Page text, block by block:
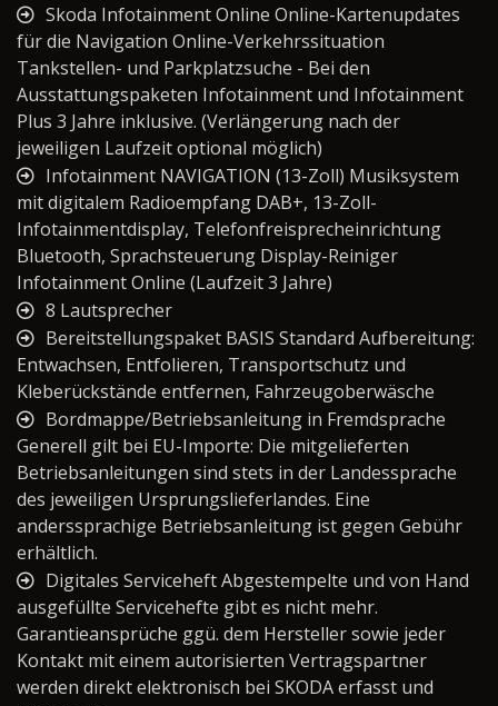
Skoda Infotainment Online Online-Kartenupdates
für die Navigation Online-Verkehrssituation
Tankstellen- und Parkplatzsuche - Bei den
Ausstattungspaketen Infotainment und Infotainment
Plus 3 Jahre inklusive. (Verlängerung nach der
jeweiligen Laufzeit optional möglich)
Infotainment NAVIGATION (13-Zoll) Musiksystem
mit digitalem Radioempfang DAB+, 13-Zoll-
Infotainmentdisplay, Telefonfreisprecheinrichtung
Bluetooth, Sprachsteuerung Display-Reiniger
Infotainment Online (Laufzeit 3 Jahre)
8 Lautsprecher
Bereitstellungspaket BASIS Standard Aufbereitung:
Entwachsen, Entfolieren, Transportschutz und
Kleberückstände entfernen, Fahrzeugoberwäsche
Bordmappe/Betriebsanleitung in Fremdsprache
Generell gilt bei EU-Importe: Die mitgelieferten
Betriebsanleitungen sind stets in der Landessprache
des jeweiligen Ursprungslieferlandes. Eine
anderssprachige Betriebsanleitung ist gegen Gebühr
erhältlich.
Digitales Serviceheft Abgestempelte und von Hand
ausgefüllte Servicehefte gibt es nicht mehr.
Garantieansprüche ggü. dem Hersteller sowie jeder
Kontakt mit einem autorisierten Vertragspartner
werden direkt elektronisch bei SKODA erfasst und